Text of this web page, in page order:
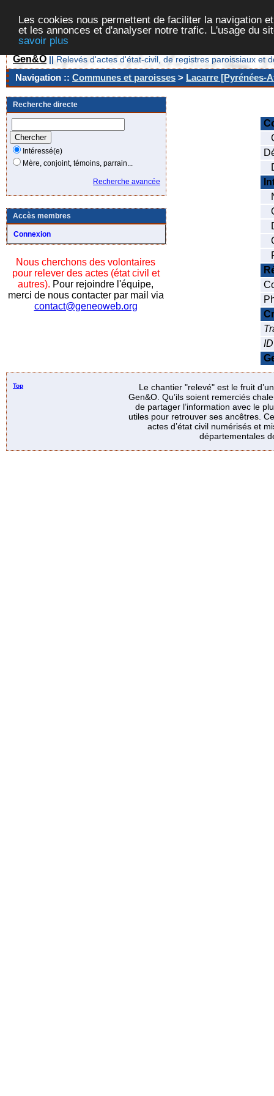
Les cookies nous permettent de faciliter la navigation
et les annonces et d'analyser notre trafic. L'usage du
savoir plus
Gen&O || Relevés d'actes d'état-civil, de registres paroissiaux et
Navigation :: Communes et paroisses > Lacarre [Pyrénées-
Recherche directe
Intéressé(e)
Mère, conjoint, témoins, parrain...
Recherche avancée
Accès membres
Connexion
Nous cherchons des volontaires
pour relever des actes (état civil et
autres). Pour rejoindre l'équipe,
merci de nous contacter par mail via
contact@geneoweb.org
Top
Le chantier "relevé" est le fruit
Gen&O. Qu’ils soient remerciés
de partager l’information avec le
utiles pour retrouver ses ancêtres.
actes d’état civil numérisés et
départementales